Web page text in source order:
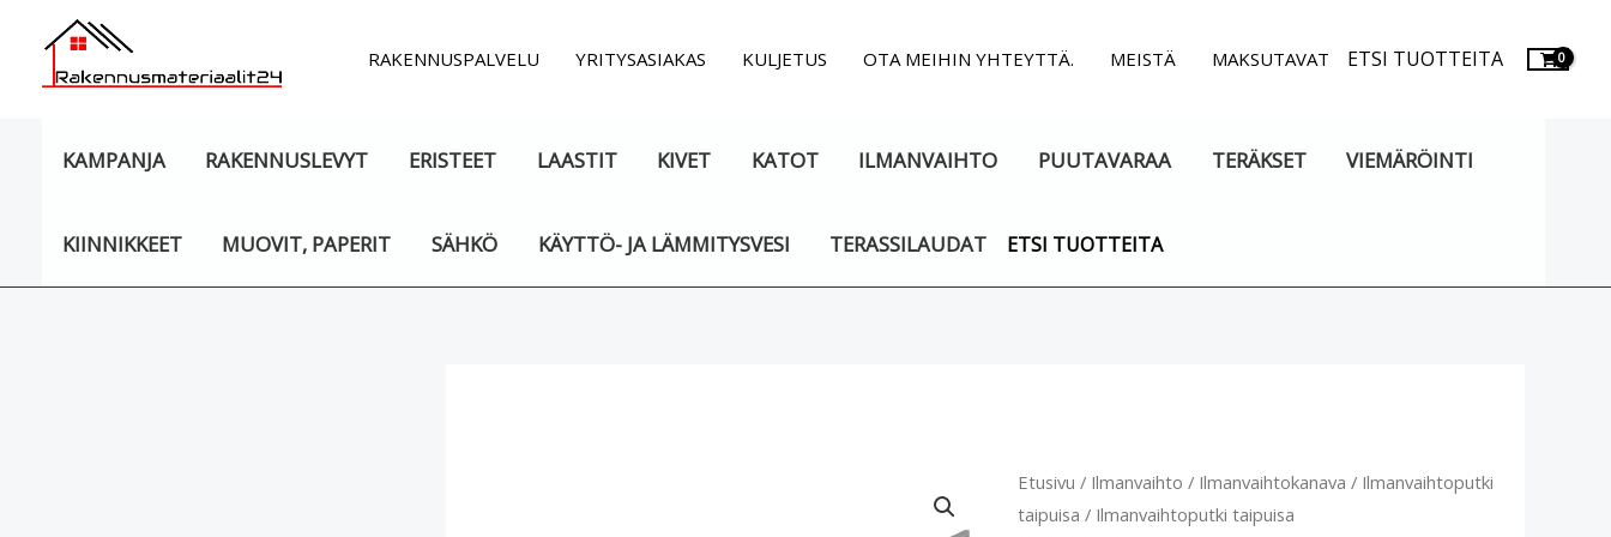
sisältöön
RAKENNUSPALVELU YRITYSASIAKAS KULJETUS OTA MEIHIN YHTEYTTÄ. MEISTÄ MAKSUTAVAT ETSI TUOTTEITA
KAMPANJA RAKENNUSLEVYT ERISTEET LAASTIT KIVET KATOT ILMANVAIHTO PUUTAVARAA TERÄKSET VIEMÄRÖINTI
KIINNIKKEET MUOVIT, PAPERIT SÄHKÖ KÄYTTÖ- JA LÄMMITYSVESI TERASSILAUDAT ETSI TUOTTEITA
Etusivu / Ilmanvaihto / Ilmanvaihtokanava / Ilmanvaihtoputki
taipuisa / Ilmanvaihtoputki taipuisa
Ilmanvaihtoputki
taipuisa